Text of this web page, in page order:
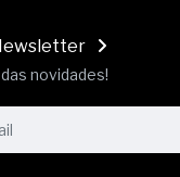
novidades!